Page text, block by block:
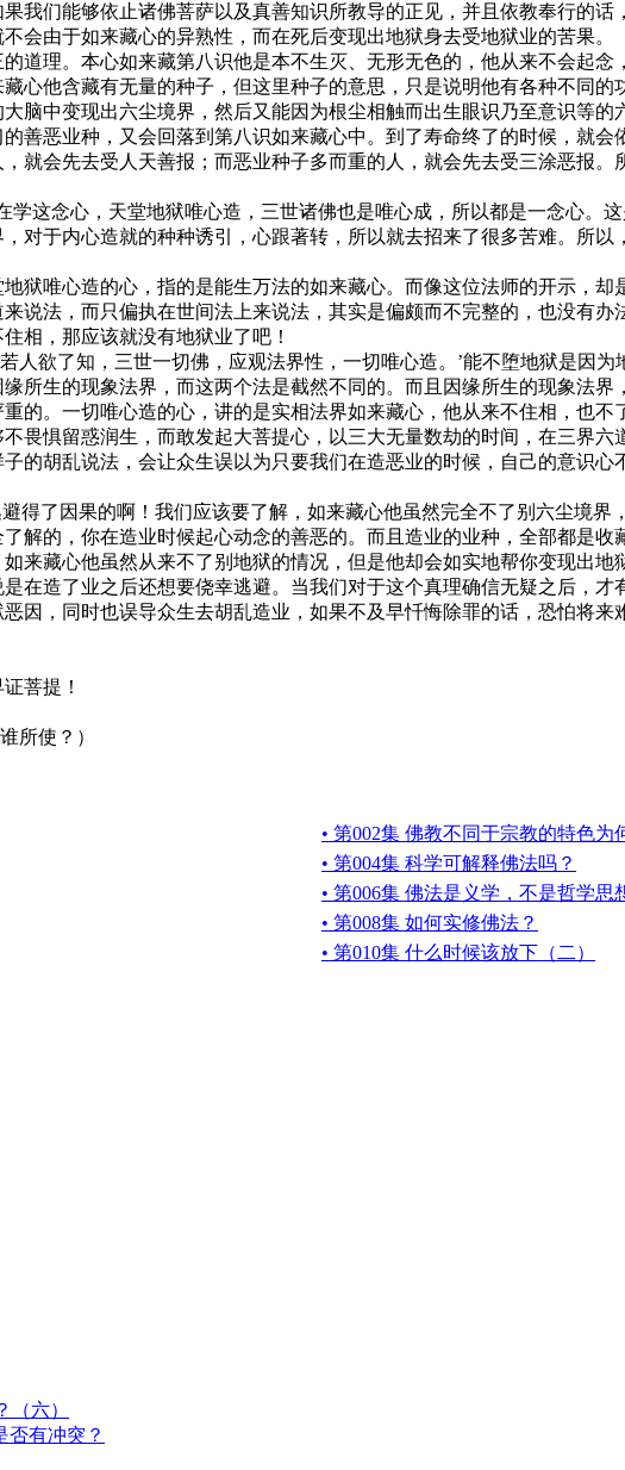
我们能够依止诸佛菩萨以及真善知识所教导的正见，并且依教奉行的
会由于如来藏心的异熟性，而在死后变现出地狱身去受地狱业的苦果。
理。本心如来藏第八识他是本不生灭、无形无色的，他从来不会起念
心他含藏有无量的种子，但这里种子的意思，只是说明他有各种不同
脑中变现出六尘境界，然后又能因为根尘相触而出生眼识乃至意识等的
善恶业种，又会回落到第八识如来藏心中。到了寿命终了的时候，就
就会先去受人天善报；而恶业种子多而重的人，就会先去受三涂恶报
念心，天堂地狱唯心造，三世诸佛也是唯心成，所以都是一念心。
对于内心造就的种种诱引，心跟著转，所以就去招来了很多苦难。所
唯心造的心，指的是能生万法的如来藏心。而像这位法师的开示，却
法，而只偏执在世间法上来说法，其实是偏颇而不完整的，也没有办
相，那应该就没有地狱业了吧！
欲了知，三世一切佛，应观法界性，一切唯心造。’能不堕地狱是因为
所生的现象法界，而这两个法是截然不同的。而且因缘所生的现象法
的。一切唯心造的心，讲的是实相法界如来藏心，他从来不住相，也
畏惧留惑润生，而敢发起大菩提心，以三大无量数劫的时间，在三界
的胡乱说法，会让众生误以为只要我们在造恶业的时候，自己的意识
了因果的啊！我们应该要了解，如来藏心他虽然完全不了别六尘境界
解的，你在造业时候起心动念的善恶的。而且造业的业种，全部都是
来藏心他虽然从来不了别地狱的情况，但是他却会如实地帮你变现出地
造了业之后还想要侥幸逃避。当我们对于这个真理确信无疑之后，才
因，同时也误导众生去胡乱造业，如果不及早忏悔除罪的话，恐怕将来
菩提！
所使？）
• 第002集 佛教不同于宗教的特色为
• 第004集 科学可解释佛法吗？
• 第006集 佛法是义学，不是哲学思
• 第008集 如何实修佛法？
• 第010集 什么时候该放下（二）
六）
否有冲突？